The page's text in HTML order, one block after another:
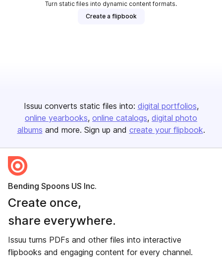
Turn static files into dynamic content formats.
Create a flipbook
Issuu converts static files into: digital portfolios
online yearbooks online catalogs digital photo
albums and more. Sign up and create your flipbook.
Bending Spoons US Inc.
Create once,
share everywhere.
Issuu turns PDFs and other files into interactive
flipbooks and engaging content for every channel.